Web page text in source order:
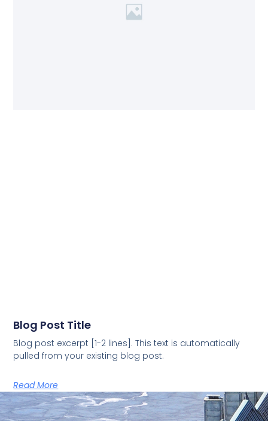
Blog Post Title
Blog post excerpt [1-2 lines]. This text is automatically
pulled from your existing blog post.
Read More